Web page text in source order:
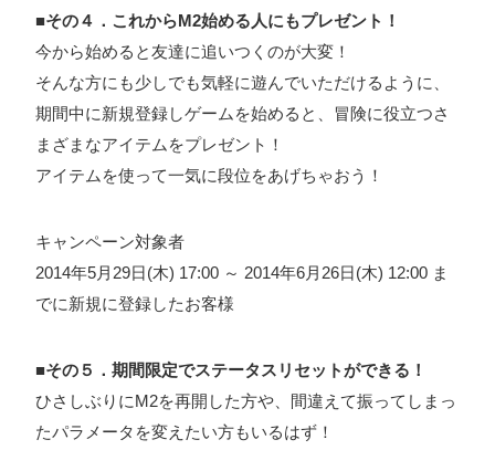
■その４．これからM2始める人にもプレゼント！
今から始めると友達に追いつくのが大変！
そんな方にも少しでも気軽に遊んでいただけるように、
期間中に新規登録しゲームを始めると、冒険に役立つさ
まざまなアイテムをプレゼント！
アイテムを使って一気に段位をあげちゃおう！
キャンペーン対象者
2014年5月29日(木) 17:00 ～ 2014年6月26日(木) 12:00 ま
でに新規に登録したお客様
■その５．期間限定でステータスリセットができる！
ひさしぶりにM2を再開した方や、間違えて振ってしまっ
たパラメータを変えたい方もいるはず！